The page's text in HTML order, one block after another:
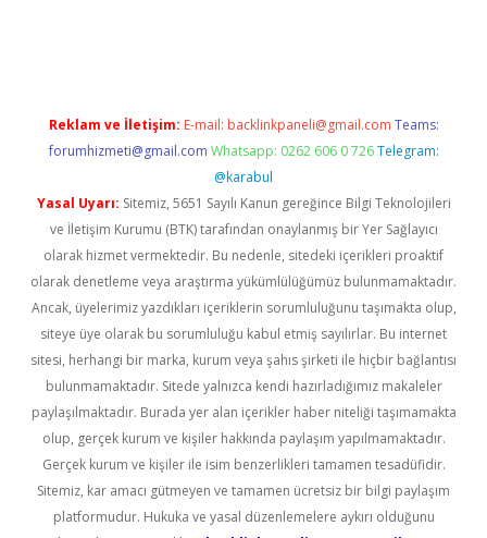
Reklam ve İletişim: E-mail: backlinkpaneli@gmail.com Teams:
forumhizmeti@gmail.com Whatsapp: 0262 606 0 726 Telegram:
@karabul
Yasal Uyarı: Sitemiz, 5651 Sayılı Kanun gereğince Bilgi Teknolojileri
ve İletişim Kurumu (BTK) tarafından onaylanmış bir Yer Sağlayıcı
olarak hizmet vermektedir. Bu nedenle, sitedeki içerikleri proaktif
olarak denetleme veya araştırma yükümlülüğümüz bulunmamaktadır.
Ancak, üyelerimiz yazdıkları içeriklerin sorumluluğunu taşımakta olup,
siteye üye olarak bu sorumluluğu kabul etmiş sayılırlar. Bu internet
sitesi, herhangi bir marka, kurum veya şahıs şirketi ile hiçbir bağlantısı
bulunmamaktadır. Sitede yalnızca kendi hazırladığımız makaleler
paylaşılmaktadır. Burada yer alan içerikler haber niteliği taşımamakta
olup, gerçek kurum ve kişiler hakkında paylaşım yapılmamaktadır.
Gerçek kurum ve kişiler ile isim benzerlikleri tamamen tesadüfidir.
Sitemiz, kar amacı gütmeyen ve tamamen ücretsiz bir bilgi paylaşım
platformudur. Hukuka ve yasal düzenlemelere aykırı olduğunu